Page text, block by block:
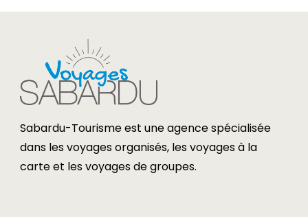
Sabardu-Tourisme est une agence spécialisée
dans les voyages organisés, les voyages à la
carte et les voyages de groupes.​